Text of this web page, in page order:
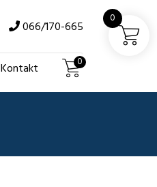
066/170-665
Kontakt 0
0